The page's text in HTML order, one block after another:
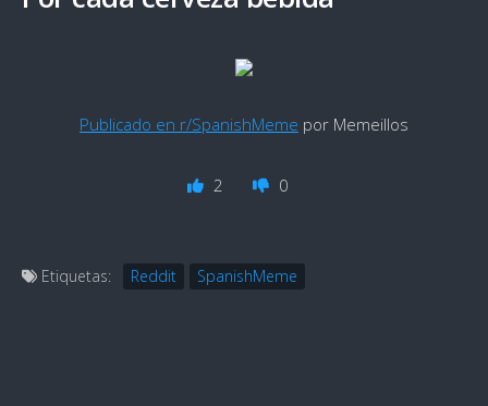
Publicado en r/SpanishMeme por Memeillos
2 0
Etiquetas: Reddit SpanishMeme